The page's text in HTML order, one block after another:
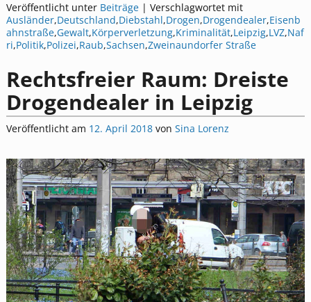
Veröffentlicht unter Beiträge| Verschlagwortet mit
Ausländer,Deutschland,Diebstahl,Drogen,Drogendealer,Eisenb
ahnstraße,Gewalt,Körperverletzung,Kriminalität,Leipzig,LVZ,Naf
ri,Politik,Polizei,Raub,Sachsen,Zweinaundorfer Straße
Rechtsfreier Raum: Dreiste
Drogendealer in Leipzig
Veröffentlicht am 12. April 2018 von Sina Lorenz